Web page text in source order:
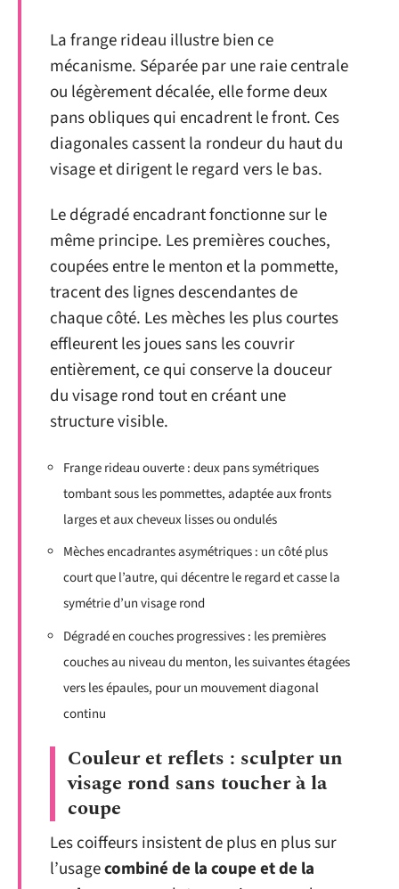
La frange rideau illustre bien ce
mécanisme. Séparée par une raie centrale
ou légèrement décalée, elle forme deux
pans obliques qui encadrent le front. Ces
diagonales cassent la rondeur du haut du
visage et dirigent le regard vers le bas.
Le dégradé encadrant fonctionne sur le
même principe. Les premières couches,
coupées entre le menton et la pommette,
tracent des lignes descendantes de
chaque côté. Les mèches les plus courtes
effleurent les joues sans les couvrir
entièrement, ce qui conserve la douceur
du visage rond tout en créant une
structure visible.
Frange rideau ouverte : deux pans symétriques
tombant sous les pommettes, adaptée aux fronts
larges et aux cheveux lisses ou ondulés
Mèches encadrantes asymétriques : un côté plus
court que l’autre, qui décentre le regard et casse la
symétrie d’un visage rond
Dégradé en couches progressives : les premières
couches au niveau du menton, les suivantes étagées
vers les épaules, pour un mouvement diagonal
continu
Couleur et reflets : sculpter un
visage rond sans toucher à la
coupe
Les coiffeurs insistent de plus en plus sur
l’usagecombiné de la coupe et de la